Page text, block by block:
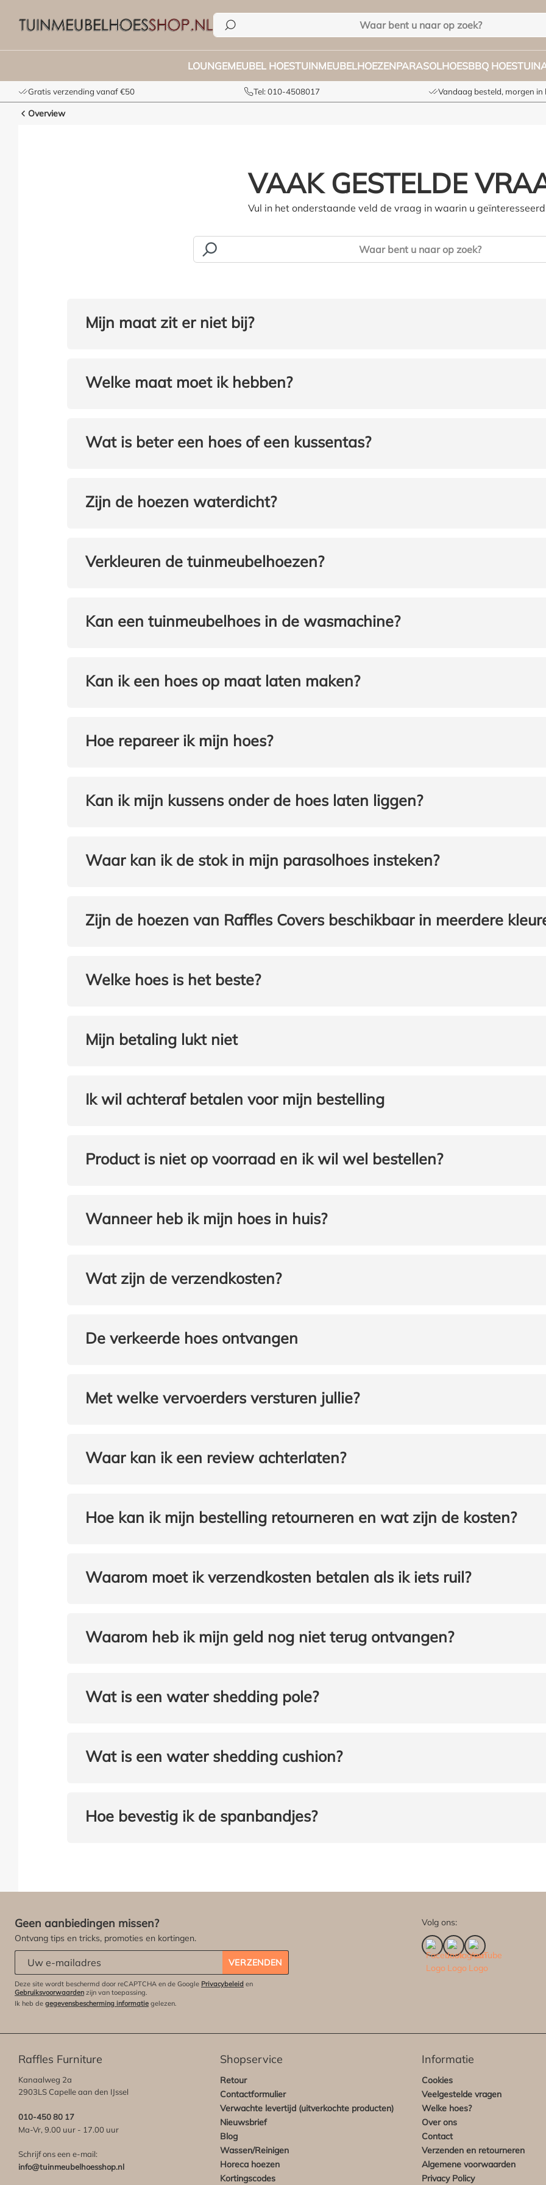
LOUNGEMEUBEL HOESTUINMEUBELHOEZENPARASOLHOESBBQ HOES
Gratis verzending vanaf €50 Tel: 010-4508017 Vandaag besteld, morgen in
Overview
VAAK GESTELDE
Vul in het onderstaande veld de vraag in waarin u
Mijn maat zit er niet bij?
Welke maat moet ik hebben?
Wat is beter een hoes of een kussentas?
Zijn de hoezen waterdicht?
Verkleuren de tuinmeubelhoezen?
Kan een tuinmeubelhoes in de wasmachine?
Kan ik een hoes op maat laten maken?
Hoe repareer ik mijn hoes?
Kan ik mijn kussens onder de hoes laten liggen?
Waar kan ik de stok in mijn parasolhoes insteken?
Zijn de hoezen van Raffles Covers beschikbaar in meerdere
Welke hoes is het beste?
Mijn betaling lukt niet
Ik wil achteraf betalen voor mijn bestelling
Product is niet op voorraad en ik wil wel bestellen?
Wanneer heb ik mijn hoes in huis?
Wat zijn de verzendkosten?
De verkeerde hoes ontvangen
Met welke vervoerders versturen jullie?
Waar kan ik een review achterlaten?
Hoe kan ik mijn bestelling retourneren en wat zijn de kosten?
Waarom moet ik verzendkosten betalen als ik iets ruil?
Waarom heb ik mijn geld nog niet terug ontvangen?
Wat is een water shedding pole?
Wat is een water shedding cushion?
Hoe bevestig ik de spanbandjes?
Geen aanbiedingen missen?
Ontvang tips en tricks, promoties en kortingen.
VERZENDEN
Deze site wordt beschermd door reCAPTCHA en de Google Privacybeleid en
Gebruiksvoorwaarden zijn van toepassing.
Ik heb de gegevensbescherming informatie gelezen.
Volg ons:
Raffles Furniture
Kanaalweg 2a
2903LS Capelle aan den IJssel
010-450 80 17
Ma-Vr, 9.00 uur - 17.00 uur
Schrijf ons een e-mail:
info@tuinmeubelhoesshop.nl
Shopservice
Retour
Contactformulier
Verwachte levertijd (uitverkochte producten)
Nieuwsbrief
Blog
Wassen/Reinigen
Horeca hoezen
Kortingscodes
Informatie
Cookies
Veelgestelde vragen
Welke hoes?
Over ons
Contact
Verzenden en retourneren
Algemene voorwaarden
Privacy Policy